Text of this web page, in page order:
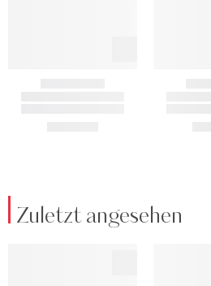
Zuletzt angesehen